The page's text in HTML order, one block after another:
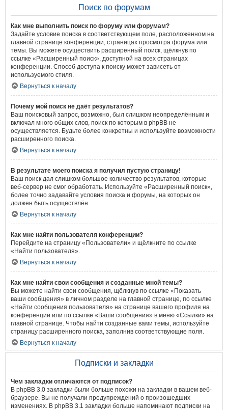
Поиск по форумам
Как мне выполнить поиск по форуму или форумам?
Задайте условие поиска в соответствующем поле, расположенном на
главной странице конференции, страницах просмотра форума или
темы. Вы можете осуществить расширенный поиск, щёлкнув по
ссылке «Расширенный поиск», доступной на всех страницах
конференции. Способ доступа к поиску может зависеть от
используемого стиля.
Вернуться к началу
Почему мой поиск не даёт результатов?
Ваш поисковый запрос, возможно, был слишком неопределённым и
включал много общих слов, поиск по которым в phpBB не
осуществляется. Будьте более конкретны и используйте возможности
расширенного поиска.
Вернуться к началу
В результате моего поиска я получил пустую страницу!
Ваш поиск дал слишком большое количество результатов, которые
веб-сервер не смог обработать. Используйте «Расширенный поиск»,
более точно задавайте условия поиска и форумы, на которых он
должен быть осуществлён.
Вернуться к началу
Как мне найти пользователя конференции?
Перейдите на страницу «Пользователи» и щёлкните по ссылке
«Найти пользователя».
Вернуться к началу
Как мне найти свои сообщения и созданные мной темы?
Вы можете найти свои сообщения, щёлкнув по ссылке «Показать
ваши сообщения» в личном разделе на главной странице, по ссылке
«Найти сообщения пользователя» на странице вашего профиля на
конференции или по ссылке «Ваши сообщения» в меню «Ссылки» на
главной странице. Чтобы найти созданные вами темы, используйте
страницу расширенного поиска, заполнив соответствующие поля.
Вернуться к началу
Подписки и закладки
Чем закладки отличаются от подписок?
В phpBB 3.0 закладки были больше похожи на закладки в вашем веб-
браузере. Вы не получали предупреждений о произошедших
изменениях. В phpBB 3.1 закладки больше напоминают подписки на